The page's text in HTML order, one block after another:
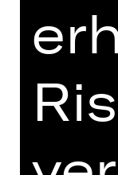
Video-
Licht:Tom
Jolanda de
GOYO